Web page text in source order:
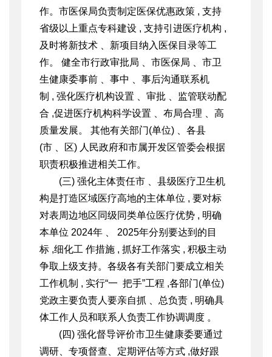
作。市医保局负责制定医保优惠政策 , 支持
省级以上重点专科建设 , 支持引进医疗机构 ,
及时将新技术 、新项目纳入医保目录等工
作。 健全市行政审批局 、市医保局 、市卫
生健康委事前 、事中 、事后沟通联系机
制 , 强化医疗机构设置 、审批 、监管联动配
合 ,促进医疗机构科学设置 、布局合理 、高
质量发展。 其他有关部门(单位) 、各县
(市 、区) 人民政府和市属开发区管委会根据
职责积极推进相关工作。
(三) 强化主体责任市 、县级医疗卫生机
构是打造区域医疗高地的主体单位 , 要对标
对表周边地区同级同类单位医疗优势 , 明确
本单位 2024年 、 2025年分别要达到的目
标 ,细化工 作措施 , 抓好工作落实 , 积极主动
争取上级支持。各级各有关部门要成立相关
工作机制 , 实行“一 把手”工程 ,各部门(单位)
党政主要负责人要亲自抓 、总负责 , 明确具
体工作人员和联系人负责工作协调调度 。
(四) 强化督导评价市卫生健康委要通过
调研、专项督查、定期评估等方式 ,做好跟